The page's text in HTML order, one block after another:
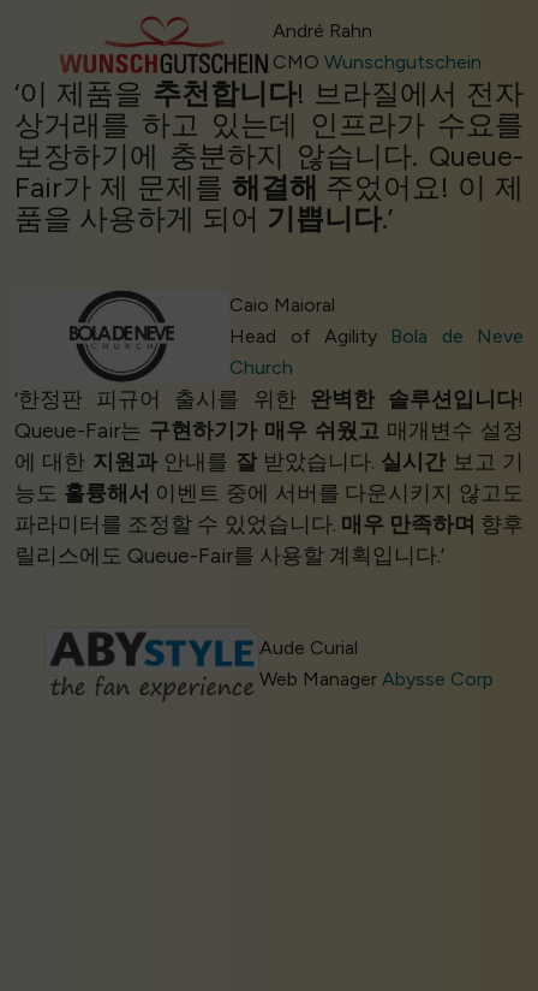
André Rahn
CMO Wunschgutschein
‘이 제품을 추천합니다! 브라질에서 전자
상거래를 하고 있는데 인프라가 수요를
보장하기에 충분하지 않습니다. Queue-
Fair가 제 문제를 해결해 주었어요! 이 제
품을 사용하게 되어 기쁩니다.’
Caio Maioral
Head of Agility Bola de Neve
Church
‘한정판 피규어 출시를 위한 완벽한 솔루션입니다!
Queue-Fair는 구현하기가 매우 쉬웠고 매개변수 설정
에 대한 지원과안내를 잘받았습니다. 실시간 보고 기
능도 훌륭해서 이벤트 중에 서버를 다운시키지 않고도
파라미터를 조정할 수 있었습니다. 매우 만족하며 향후
릴리스에도 Queue-Fair를 사용할 계획입니다.’
Aude Curial
Web ManagerAbysse Corp